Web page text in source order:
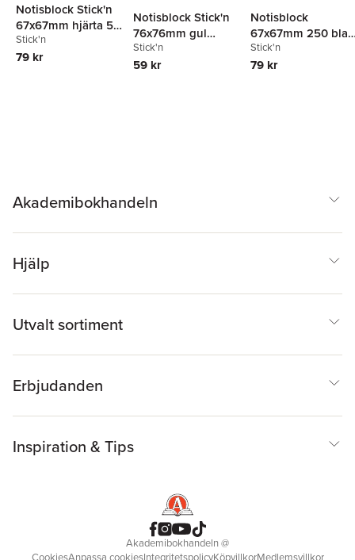
Notisblock Stick'n
67x67mm hjärta 5
neonfärger
Stick'n
79 kr
Notisblock Stick'n
76x76mm gul
orange rosa & grön
Stick'n
59 kr
Notisblock
67x67mm 250 blad
blomma 5
pastellfärger
Stick'n
79 kr
Akademibokhandeln
Hjälp
Utvalt sortiment
Erbjudanden
Inspiration & Tips
Akademibokhandeln@